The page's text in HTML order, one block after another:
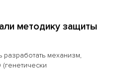
методику защиты
механизм,